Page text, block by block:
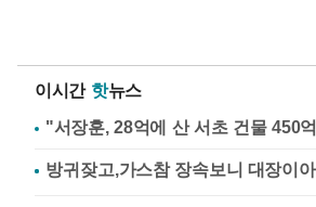
이시간 핫뉴스
"서장훈, 28억에 산 서초 건물 450